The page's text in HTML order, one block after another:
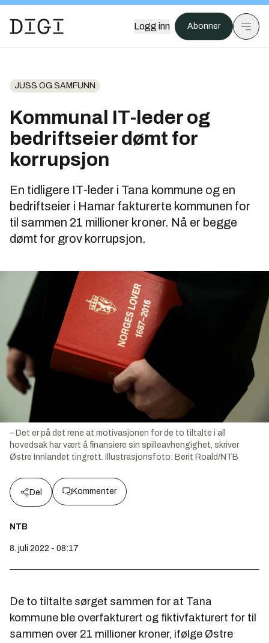
Logg inn Abonner
JUSS OG SAMFUNN
Kommunal IT-leder og
bedriftseier dømt for
korrupsjon
En tidligere IT-leder i Tana kommune og en
bedriftseier i Hamar fakturerte kommunen for
til sammen 21 millioner kroner. Nå er begge
dømt for grov korrupsjon.
– Det er på det rene at motivasjonen for de to tiltalte i all
hovedsak har vært å finansiere sin spilleavhengighet, skriver
Østre Innlandet tingrett.
Illustrasjonsfoto: Berit Roald/NTB
Del Kommenter
NTB
8. juli 2022 - 08:17
De to tiltalte sørget sammen for at Tana
kommune ble overfakturert og fiktivfakturert for til
sammen over 21 millioner kroner, ifølge Østre